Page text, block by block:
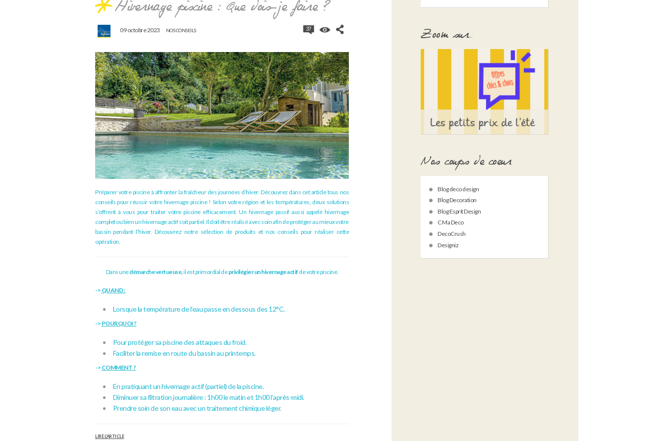
Hivernage piscine : Que dois-je faire ?
09 octobre 2023 NOS CONSEILS 37
Préparer votre piscine à affronter la fraîcheur des journées d’hiver. Découvrez dans cet article tous nos
conseils pour réussir votre hivernage piscine ! Selon votre région et les températures, deux solutions
s’offrent à vous pour traiter votre piscine efficacement. Un hivernage passif aussi appelé hivernage
complet ou bien un hivernage actif soit partiel. Il doit être réalisé avec soin afin de protéger au mieux votre
bassin pendant l’hiver. Découvrez notre sélection de produits et nos conseils pour réaliser cette
opération.
Dans unedémarchevertueuse, il est primordial deprivilégier un hivernage actif de votre piscine.
-> QUAND :
Lorsque la température de l’eau passe en dessous des 12°C.
-> POURQUOI ?
Pour protéger sa piscine des attaques du froid.
Faciliter la remise en route du bassin au printemps.
-> COMMENT ?
En pratiquant un hivernage actif (partiel) de la piscine.
Diminuer sa filtration journalière : 1h00 le matin et 1h00 l’après-midi.
Prendre soin de son eau avec un traitement chimique léger.
LIRE L’ARTICLE
Zoom sur…
Nos coups de coeur
Blog deco design
Blog Decoration
Blog Esprit Design
C Ma Deco
DecoCrush
Designiz